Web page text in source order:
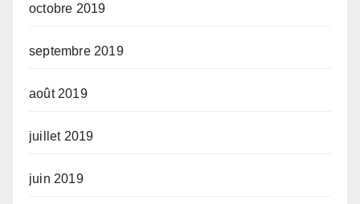
octobre 2019
septembre 2019
août 2019
juillet 2019
juin 2019